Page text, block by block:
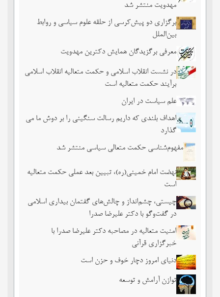
مهدویت منتشر شد
برگزاری دو پیش‌کرسی از حلقه علوم سیاسی و روابط
بین‌الملل
معرفی برگزیدگان همایش دکترین مهدویت
در نشست انقلاب اسلامی و حکمت متعالیه انقلاب اسلامی
برآیند حکمت متعالیه است
علم سیاست در ایران
اهداف بلندی که داریم رسالت سنگینی را بر دوش ما می
گذارد
مفهوم‌شناسی حکمت متعالی سیاسی منتشر شد
نهضت امام خمینی(ره)، تبیین بعد عملی حکمت متعالیه
است
چیستی، چشم‌انداز و چالش‌های گفتمان بیداری اسلامی
در گفت‌وگو با دکتر علیرضا صدرا
امنیت متعالیه در مصاحبه دکتر علیرضا صدرا با
خبرگزاری قرآنی
دنیای امروز دچار خوف و حزن است
توازن آرامش و توسعه